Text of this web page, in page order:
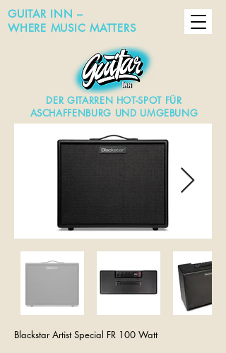
DER GITARREN HOT-SPOT FÜR
ASCHAFFENBURG UND UMGEBUNG
GUITAR INN –
WHERE MUSIC MATTERS
Blackstar Artist Special FR 100 Watt